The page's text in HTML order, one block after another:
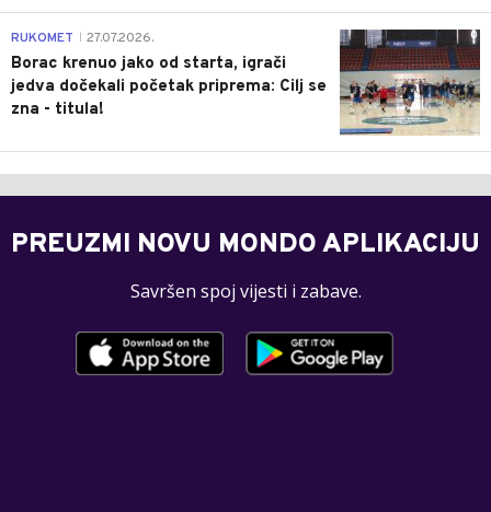
0
RUKOMET 27.07.2026.
Borac krenuo jako od starta, igrači
jedva dočekali početak priprema: Cilj se
zna - titula!
PREUZMI NOVU MONDO APLIKACIJU
Savršen spoj vijesti i zabave.